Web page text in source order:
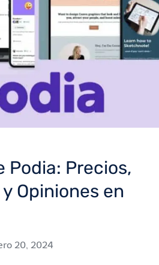
Podia: Precios,
Opiniones en
20, 2024